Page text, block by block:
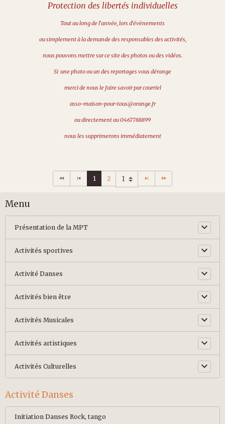
Protection des libertés individuelles
Tout au long de l'année, lors d'évènements
ou simplement à la demande des responsables des activités,
nous pouvons mettre sur ce site des photos ou des vidéos.
Si une photo ou un des reportages vous dérange
merci de nous le faire savoir par courriel
asso-maison-pour-tous@orange.fr
ou directement au 0467788899
nous les supprimerons immédiatement
1 2
Menu
Présentation de la MPT
Activités sportives
Activité Danses
Activités bien être
Activités Musicales
Activités artistiques
Activités Culturelles
Activité Danses
Initiation Danses Rock, tango